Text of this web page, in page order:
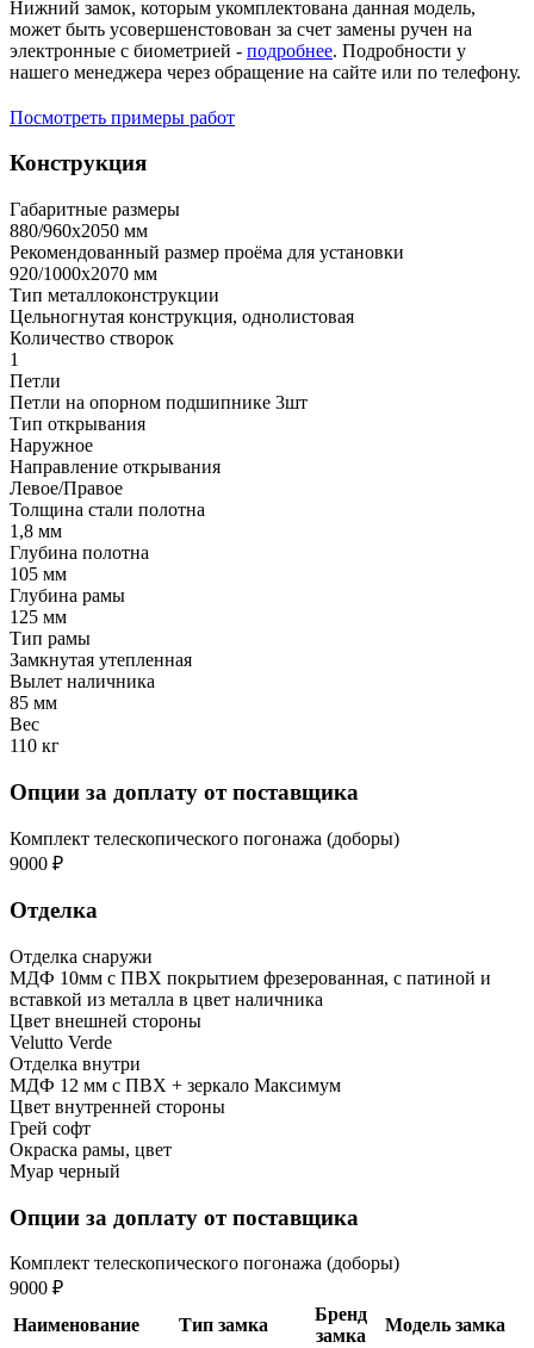
Нижний замок, которым укомплектована данная модель,
может быть усовершенстовован за счет замены ручен на
электронные с биометрией - подробнее. Подробности у
нашего менеджера через обращение на сайте или по телефону.
Посмотреть примеры работ
Конструкция
Габаритные размеры
880/960х2050 мм
Рекомендованный размер проёма для установки
920/1000х2070 мм
Тип металлоконструкции
Цельногнутая конструкция, однолистовая
Количество створок
1
Петли
Петли на опорном подшипнике 3шт
Тип открывания
Наружное
Направление открывания
Левое/Правое
Толщина стали полотна
1,8 мм
Глубина полотна
105 мм
Глубина рамы
125 мм
Тип рамы
Замкнутая утепленная
Вылет наличника
85 мм
Вес
110 кг
Опции за доплату от поставщика
Комплект телескопического погонажа (доборы)
9000 ₽
Отделка
Отделка снаружи
МДФ 10мм с ПВХ покрытием фрезерованная, с патиной и
вставкой из металла в цвет наличника
Цвет внешней стороны
Velutto Verde
Отделка внутри
МДФ 12 мм с ПВХ + зеркало Максимум
Цвет внутренней стороны
Грей софт
Окраска рамы, цвет
Муар черный
Опции за доплату от поставщика
Комплект телескопического погонажа (доборы)
9000 ₽
Наименование
Тип замка
Бренд
замка
Модель замка